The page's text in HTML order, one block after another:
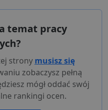
temat pracy
strony musisz się
zobaczysz pełną
mógł oddać swój
rankingi ocen.